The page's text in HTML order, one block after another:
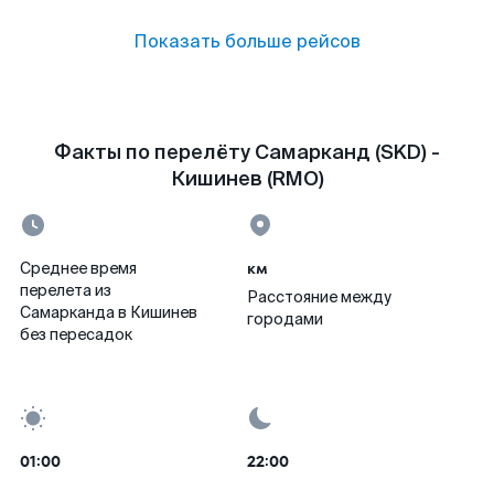
Показать больше рейсов
Факты по перелёту Самарканд (SKD) -
Кишинев (RMO)
Среднее время
перелета из
Самарканда в Кишинев
без пересадок
км
Расстояние между
городами
01:00 22:00